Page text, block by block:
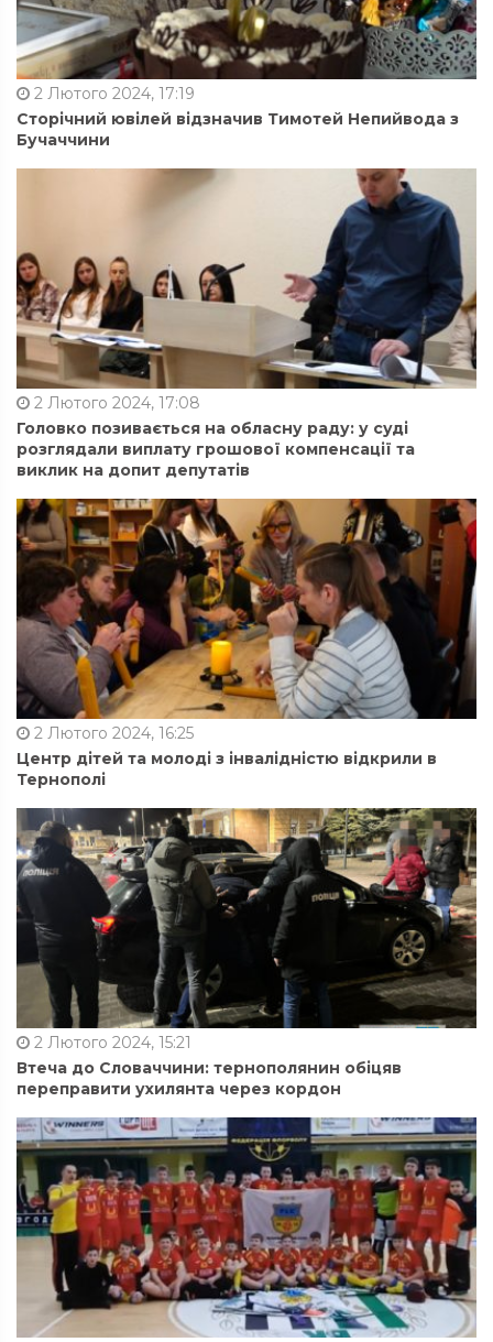
2 Лютого 2024, 17:19
Сторічний ювілей відзначив Тимотей Непийвода з
Бучаччини
2 Лютого 2024, 17:08
Головко позивається на обласну раду: у суді
розглядали виплату грошової компенсації та
виклик на допит депутатів
2 Лютого 2024, 16:25
Центр дітей та молоді з інвалідністю відкрили в
Тернополі
2 Лютого 2024, 15:21
Втеча до Словаччини: тернополянин обіцяв
переправити ухилянта через кордон